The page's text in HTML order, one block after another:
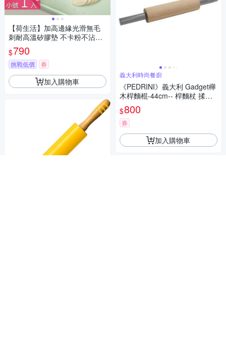
【荷生活】加高邊緣光滑無毛
刺耐高溫矽膠墊 不卡粉不沾麵
耐磨耐扯揉麵墊-小號1入組
$790
挑戰低價 券
加入購物車
義大利時尚餐廚
《PEDRINI》義大利 Gadget櫸
木桿麵棍-44cm-- 桿麵杖 揉麵
棍
$800
券
加入購物車